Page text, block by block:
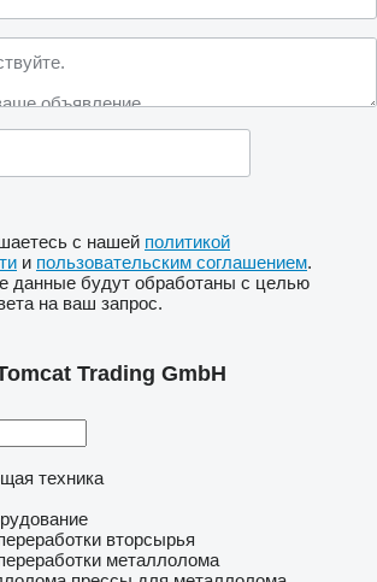
с нашей политикой
и пользовательским соглашением.
данные будут обработаны с целью
на ваш запрос.
Trading GmbH
техника
вторсырья
металлолома